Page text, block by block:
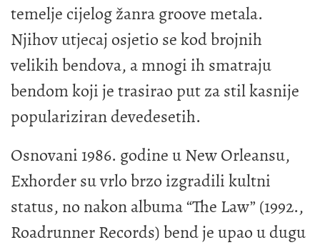
temelje cijelog žanra groove metala.
Njihov utjecaj osjetio se kod brojnih
velikih bendova, a mnogi ih smatraju
bendom koji je trasirao put za stil kasnije
populariziran devedesetih.
Osnovani 1986. godine u New Orleansu,
Exhorder su vrlo brzo izgradili kultni
status, no nakon albuma “The Law” (1992.,
Roadrunner Records) bend je upao u dugu